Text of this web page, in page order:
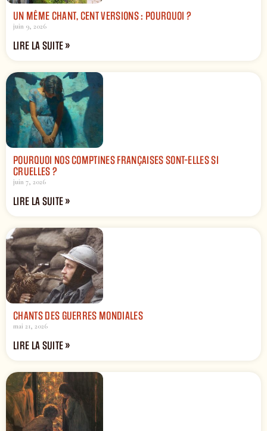
UN MÊME CHANT, CENT VERSIONS : POURQUOI ?
juin 9, 2026
LIRE LA SUITE »
POURQUOI NOS COMPTINES FRANÇAISES SONT-ELLES SI
CRUELLES ?
juin 7, 2026
LIRE LA SUITE »
CHANTS DES GUERRES MONDIALES
mai 21, 2026
LIRE LA SUITE »